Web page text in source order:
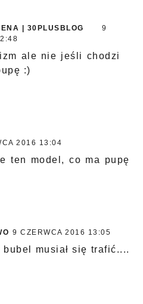
| 30PLUSBLOG
9
ale nie jeśli chodzi
:)
2016 13:04
ten model, co ma pupę
9 CZERWCA 2016 13:05
musiał się trafić....